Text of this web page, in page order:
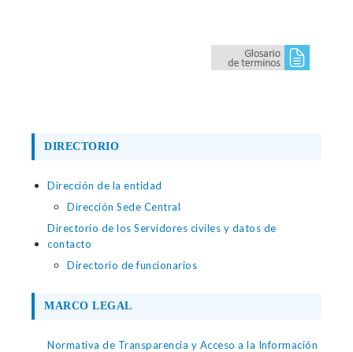
DIRECTORIO
Dirección de la entidad
Dirección Sede Central
Directorio de los Servidores civiles y datos de
contacto
Directorio de funcionarios
MARCO LEGAL
Normativa de Transparencia y Acceso a la Información